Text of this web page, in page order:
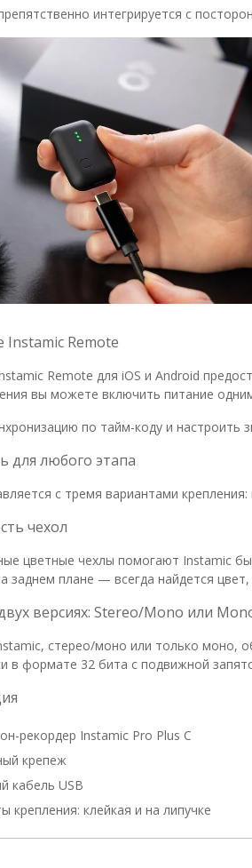
интегрируется с
Remote
Remote для iOS и Android
вы можете включить питание
по тайм-коду и настроить
для любого этапа
с тремя вариантами
чехол
цветные чехлы помогают Instamic
заднем плане — всегда найдется
версиях: Stereo/Mono или
стерео/моно или только моно,
в формате 32 бита с подвижной
рекордер Instamic Pro Plus C
крепеж
кабель USB
крепления: клейкая и на липучке